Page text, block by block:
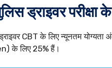
ड्राइवर
ड्राइवर CBT के लिए न्यूनतम
के लिए 25% हैं।